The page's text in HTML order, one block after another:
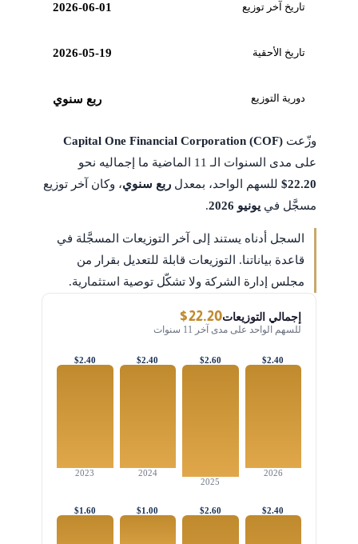
تاريخ آخر توزيع 2026-06-01
تاريخ الأحقية 2026-05-19
دورية التوزيع ربع سنوي
وزّعت Capital One Financial Corporation (COF)
على مدى السنوات الـ 11 الماضية ما إجماليه نحو
$22.20للسهم الواحد، بمعدل ربع سنوي، وكان آخر توزيع
مسجَّل في يونيو 2026 .
السجل أدناه يستند إلى آخر التوزيعات المسجَّلة في
قاعدة بياناتنا. التوزيعات قابلة للتعديل بقرار من
مجلس إدارة الشركة ولا تشكّل توصية استثمارية.
إجمالي التوزيعات$22.20
للسهم الواحد على مدى آخر 11 سنوات
$2.40
2026
$2.60
2025
$2.40
2024
$2.40
2023
$2.40
$2.60
$1.00
$1.60